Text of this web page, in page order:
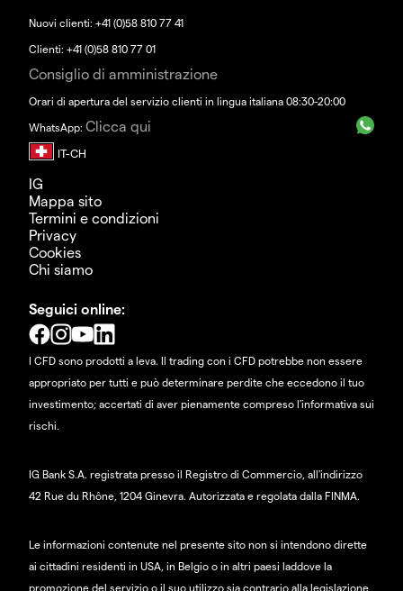
Nuovi clienti: +41 (0)58 810 77 41
Clienti: +41 (0)58 810 77 01
Consiglio di amministrazione
Orari di apertura del servizio clienti in lingua italiana 08:30-20:00
WhatsApp: Clicca qui
IG
Mappa sito
Termini e condizioni
Privacy
Cookies
Chi siamo
Seguici online:
I CFD sono prodotti a leva. Il trading con i CFD potrebbe non essere
appropriato per tutti e può determinare perdite che eccedono il tuo
investimento; accertati di aver pienamente compreso l'informativa sui
rischi.
IG Bank S.A. registrata presso il Registro di Commercio, all'indirizzo
42 Rue du Rhône, 1204 Ginevra. Autorizzata e regolata dalla FINMA.
Le informazioni contenute nel presente sito non si intendono dirette
ai cittadini residenti in USA, in Belgio o in altri paesi laddove la
promozione del servizio o il suo utilizzo sia contrario alla legislazione